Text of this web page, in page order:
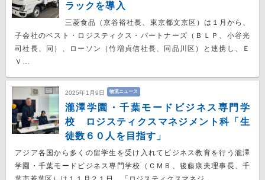
ラックを導入
三菱食品（京谷裕社長、東京都文京区）は１月から、
子会社のベスト・ロジスティクス・パートナーズ（ＢＬＰ、小谷光
司社長、同）、ローソン（竹増貞信社長、同品川区）と連携し、Ｅ
Ｖ…
2025年1月9日 物流ニュース
瀧澤学園・千葉モードビジネス専門学
校 ロジスティクスマネジメント科「生
徒数６０人を目指す」
アジア各国から多くの留学生を受け入れてビジネス教育を行う瀧澤
学園・千葉モードビジネス専門学校（ＣＭＢ、後藤康夫理事長、千